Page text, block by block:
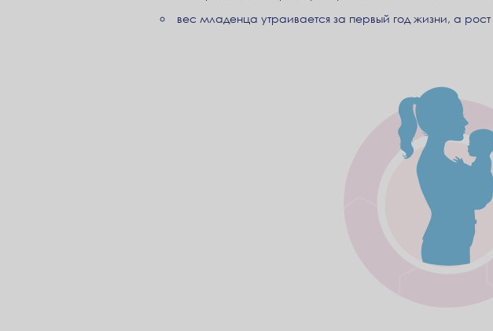
вес младенца утраивается за первый год жизни, а